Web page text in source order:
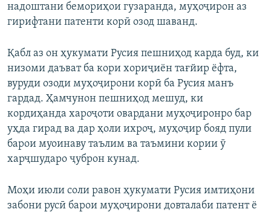
надоштани бемориҳои гузаранда, муҳоҷирон аз
гирифтани патенти корӣ озод шаванд.
Қабл аз он ҳукумати Русия пешниҳод карда буд, ки
низоми даъват ба кори хориҷиён тағйир ёфта,
вуруди озоди муҳоҷирони корӣ ба Русия манъ
гардад. Ҳамчунон пешниҳод мешуд, ки
кордиҳанда хароҷоти овардани муҳоҷиронро бар
уҳда гирад ва дар ҳоли ихроҷ, муҳоҷир бояд пули
барои муоинаву таълим ва таъмини кории ӯ
харҷшударо ҷуброн кунад.
Моҳи июли соли равон ҳукумати Русия имтиҳони
забони русӣ барои муҳоҷирони довталаби патент ё